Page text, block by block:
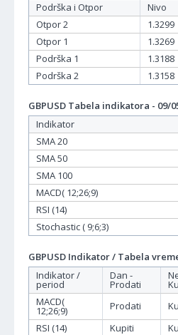
Podrška i Otpor
Nivo
Otpor 2
1.3299
Otpor 1
1.3269
Podrška 1
1.3188
Podrška 2
1.3158
GBPUSD Tabela indikatora - 09/
Indikator
SMA 20
SMA 50
SMA 100
MACD( 12;26;9)
RSI (14)
Stochastic ( 9;6;3)
GBPUSD Indikator / Tabela
Indikator /
period
Dan -
Prodati
MACD(
12;26;9) Prodati
RSI (14)
Kupiti